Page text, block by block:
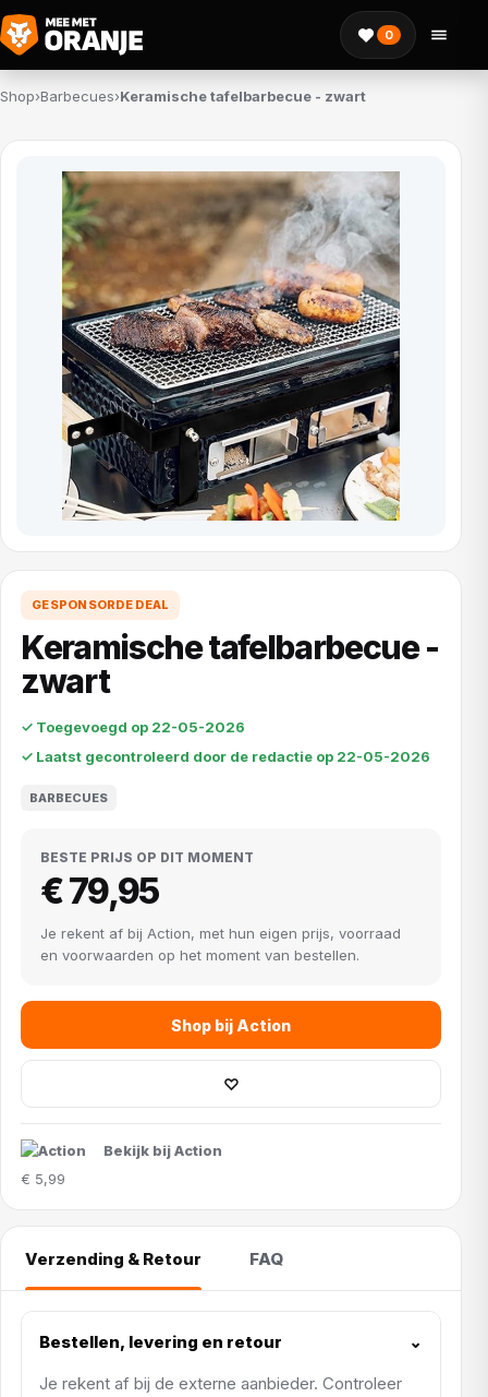
0
Shop›Barbecues›Keramische tafelbarbecue - zwart
GESPONSORDE DEAL
Keramische tafelbarbecue -
zwart
✓ Toegevoegd op 22-05-2026
✓ Laatst gecontroleerd door de redactie op 22-05-2026
BARBECUES
BESTE PRIJS OP DIT MOMENT
€ 79,95
Je rekent af bij Action, met hun eigen prijs, voorraad
en voorwaarden op het moment van bestellen.
Shop bij Action
♡
Bekijk bij Action
€ 5,99
Verzending & Retour FAQ
Bestellen, levering en retour ⌄
Je rekent af bij de externe aanbieder. Controleer